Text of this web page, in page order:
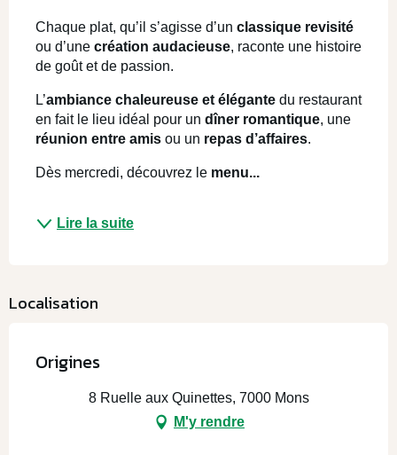
Chaque plat, qu’il s’agisse d’un classique revisité
ou d’une création audacieuse, raconte une histoire
de goût et de passion.
L’ambiance chaleureuse et élégante du restaurant
en fait le lieu idéal pour un dîner romantique
réunion entre amis ou un repas d’affaires.
Dès mercredi, découvrez le menu...
Lire la suite
Localisation
Origines
8 Ruelle aux Quinettes, 7000 Mons
M'y rendre